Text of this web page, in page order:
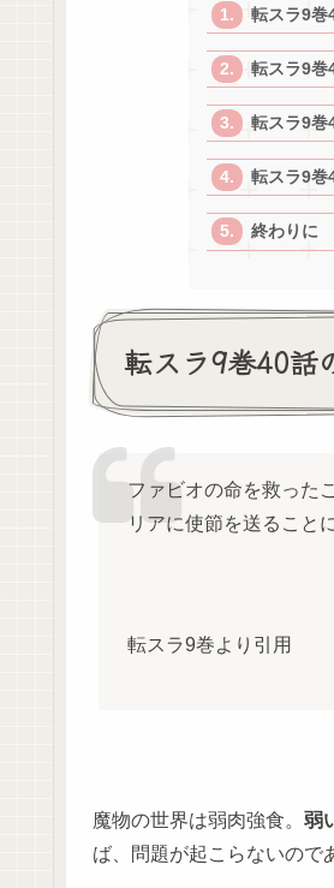
転スラ9巻
転スラ9巻
転スラ9巻
転スラ9巻
終わりに
転スラ9巻40話
ファビオの命を救った
リアに使節を送ること
転スラ9巻より引用
魔物の世界は弱肉強食。 弱
ば、問題が起こらないので